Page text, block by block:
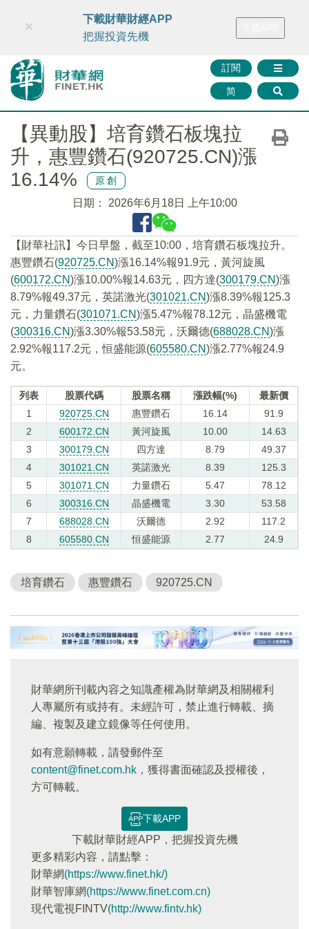
財華智庫網 FINTV FINMETA 財華證券 媒體矩陣
訂閱
简
×
下載財華財經APP
把握投資先機
【異動股】培育鑽石板塊拉
升，惠豐鑽石(920725.CN)漲
16.14%
原創
日期： 2026年6月18日 上午10:00
【財華社訊】今日早盤，截至10:00，培育鑽石板塊拉升。
惠豐鑽石(920725.CN)漲16.14%報91.9元，黃河旋風
(600172.CN)漲10.00%報14.63元，四方達(300179.CN)漲
8.79%報49.37元，英諾激光(301021.CN)漲8.39%報125.3
元，力量鑽石(301071.CN)漲5.47%報78.12元，晶盛機電
(300316.CN)漲3.30%報53.58元，沃爾德(688028.CN)漲
2.92%報117.2元，恒盛能源(605580.CN)漲2.77%報24.9
元。
列表 股票代碼 股票名稱 漲跌幅(%)
最新價
1
920725.CN 惠豐鑽石 16.14
91.9
2
600172.CN 黃河旋風 10.00
14.63
3
300179.CN 四方達 8.79
49.37
4
301021.CN 英諾激光 8.39
125.3
5
301071.CN 力量鑽石 5.47
78.12
6
300316.CN 晶盛機電 3.30
53.58
7
688028.CN 沃爾德 2.92
117.2
8
605580.CN 恒盛能源 2.77 24.9
培育鑽石 惠豐鑽石 920725.CN
財華網所刊載內容之知識產權為財華網及相關權利
人專屬所有或持有。未經許可，禁止進行轉載、摘
編、複製及建立鏡像等任何使用。
如有意願轉載，請發郵件至
content@finet.com.hk ，獲得書面確認及授權後，
方可轉載。
下載APP
下載財華財經APP，把握投資先機
更多精彩内容，請點擊：
財華網(https://www.finet.hk/)
財華智庫網(https://www.finet.com.cn)
現代電視FINTV(http://www.fintv.hk)